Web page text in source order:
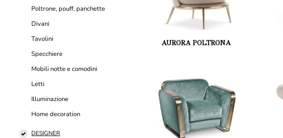
Poltrone, pouff, panchette
Divani
Tavolini
Specchiere
Mobili notte e comodini
Letti
Illuminazione
Home decoration
DESIGNER
AURORA POLTRONA